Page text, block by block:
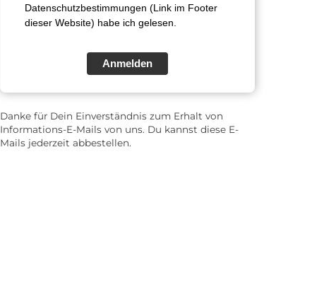
Datenschutzbestimmungen (Link im Footer
dieser Website) habe ich gelesen.
Anmelden
Danke für Dein Einverständnis zum Erhalt von
Informations-E-Mails von uns. Du kannst diese E-
Mails jederzeit abbestellen.